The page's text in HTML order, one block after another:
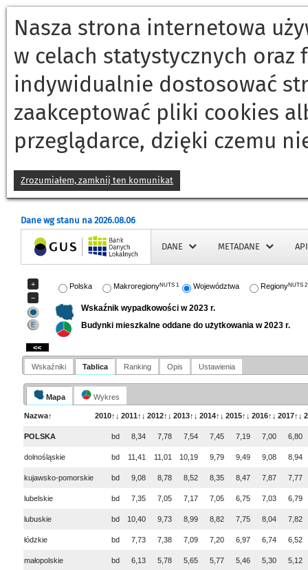
Nasza strona internetowa
w celach statystycznych
indywidualnie dostosować
zaakceptować pliki cookies
przeglądarce, dzięki czemu
Zrozumiałem, zamknij ten komunikat
Dane wg stanu na 2026.08.06
Strona główna DANE METADANE API